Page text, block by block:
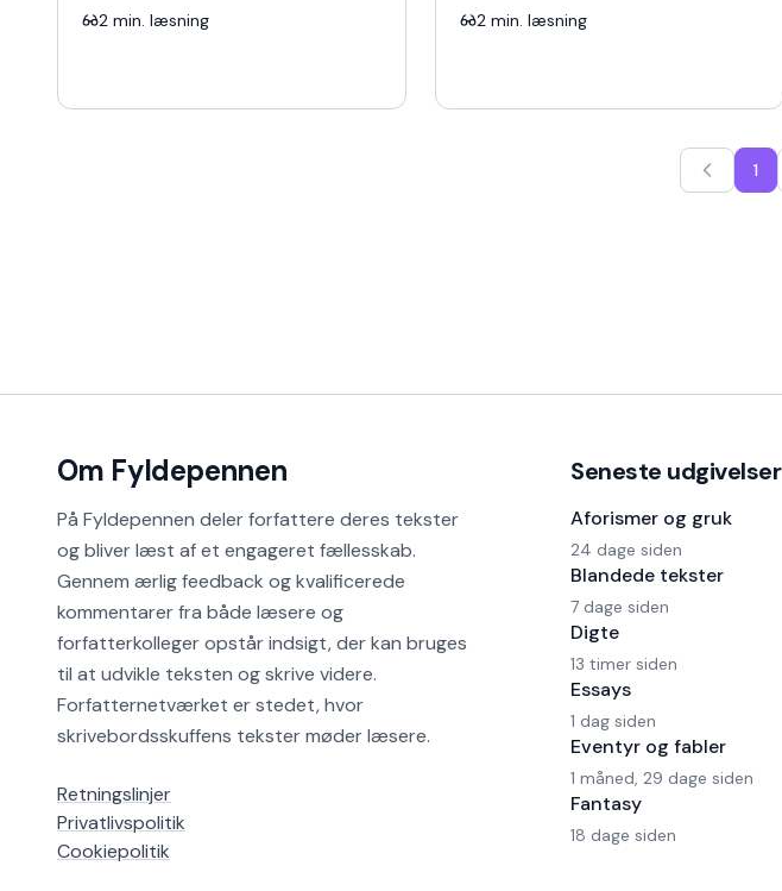
over et glas · så længe vi er
2 min. læsning
oprør væves ind i vævet · men det
2 min. læsning
1
Om Fyldepennen
På Fyldepennen deler forfattere deres tekster
og bliver læst af et engageret fællesskab.
Gennem ærlig feedback og kvalificerede
kommentarer fra både læsere og
forfatterkolleger opstår indsigt, der kan bruges
til at udvikle teksten og skrive videre.
Forfatternetværket er stedet, hvor
skrivebordsskuffens tekster møder læsere.
Retningslinjer
Privatlivspolitik
Cookiepolitik
Seneste udgivelser
Aforismer og gruk
24 dage siden
Blandede tekster
7 dage siden
Digte
13 timer siden
Essays
1 dag siden
Eventyr og fabler
1 måned, 29 dage siden
Fantasy
18 dage siden